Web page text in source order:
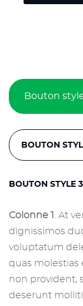
Bouton style
BOUTON
BOUTON STYLE 3
Colonne 1
. At
dignissimos
voluptatum
quas molestias
non provident,
deserunt